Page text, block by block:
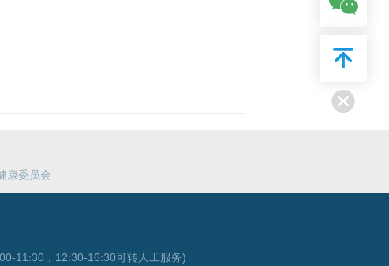
康委员会
11:30，12:30-16:30可转人工服务)